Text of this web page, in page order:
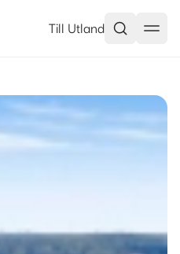
Till Utland